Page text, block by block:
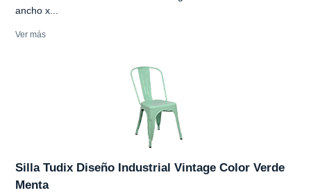
ancho x...
Ver más
Silla Tudix Diseño Industrial Vintage Color Verde
Menta